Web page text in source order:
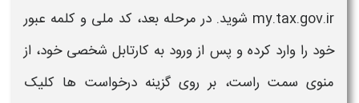
my.tax.gov.ir شوید. در مرحله بعد، کد ملی و کلمه عبور
خود را وارد کرده و پس از ورود به کارتابل شخصی خود، از
منوی سمت راست، بر روی گزینه درخواست ها کلیک